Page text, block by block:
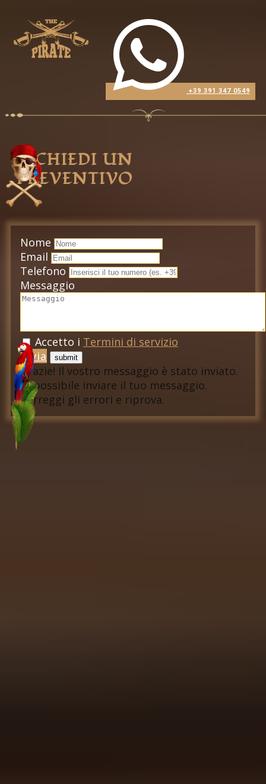
​+39 391 347 0549
RICHIEDI UN
PREVE​NTIVO
Nome
Email
Telefono
Messaggio
Accetto i Termini di servizio
Invia
Grazie! Il vostro messaggio è stato inviato.
Impossibile inviare il tuo messaggio.
Correggi gli errori e riprova.